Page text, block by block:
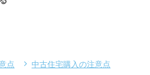
点 中古住宅購入の注意点